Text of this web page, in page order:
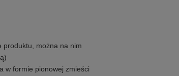
produktu, można na nim
w formie pionowej zmieści